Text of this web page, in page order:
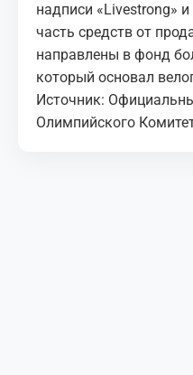
надписи «Livestrong»
часть средств от
направлены в фонд
который основал
Источник:
Олимпийского